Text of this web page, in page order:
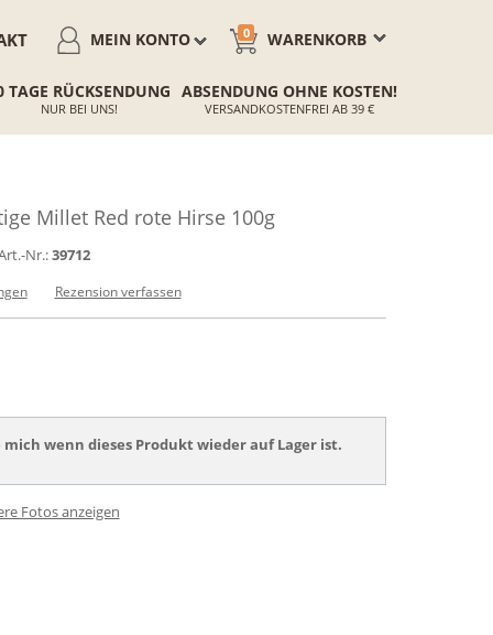
WARENKORB
0
MEIN KONTO
TAGE RÜCKSENDUNG
NUR BEI UNS!
ABSENDUNG OHNE KOSTEN!
VERSANDKOSTENFREI AB 39 €
Millet Red rote Hirse 100g
Nr.:39712
Rezension verfassen
wenn dieses Produkt wieder auf Lager ist.
Fotos anzeigen